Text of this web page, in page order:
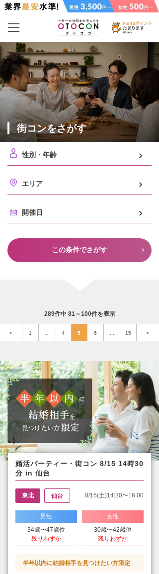
街コンをさがす
性別・年齢
エリア
開催日
この条件でさがす
289件中 81～100件を表示
< 1 4 5 6 15 >
婚活パーティー・街コン 8/15 14時30
分 in 仙台
東北 仙台 8/15(土)14:30〜16:00
男性
34歳〜47歳位
残りわずか
女性
30歳〜42歳位
残りわずか
半年以内に結婚相手を見つけたい方限定